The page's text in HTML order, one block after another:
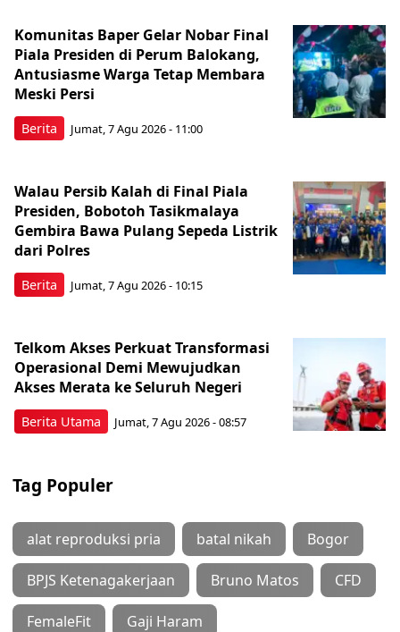
Berita
Komunitas Baper Gelar Nobar Final
Piala Presiden di Perum Balokang,
Antusiasme Warga Tetap Membara
Meski Persi
Jumat, 7 Agu 2026 - 11:00
Berita
Walau Persib Kalah di Final Piala
Presiden, Bobotoh Tasikmalaya
Gembira Bawa Pulang Sepeda Listrik
dari Polres
Jumat, 7 Agu 2026 - 10:15
Berita Utama
Telkom Akses Perkuat Transformasi
Operasional Demi Mewujudkan
Akses Merata ke Seluruh Negeri
Jumat, 7 Agu 2026 - 08:57
Tag Populer
alat reproduksi pria batal nikah Bogor
BPJS Ketenagakerjaan Bruno Matos CFD
FemaleFit Gaji Haram